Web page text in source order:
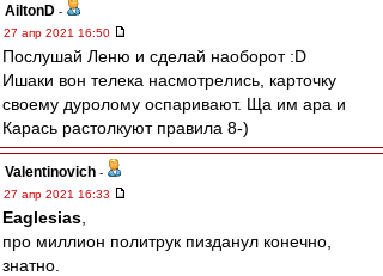
AiltonD -
27 апр 2021 16:50
Послушай Леню и сделай наоборот :D
Ишаки вон телека насмотрелись, карточку
своему дуролому оспаривают. Ща им ара и
Карась растолкуют правила 8-)
Valentinovich -
27 апр 2021 16:33
Eaglesias
про миллион политрук пизданул конечно,
знатно.